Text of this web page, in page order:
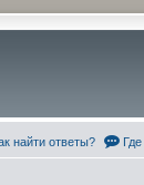
найти ответы?